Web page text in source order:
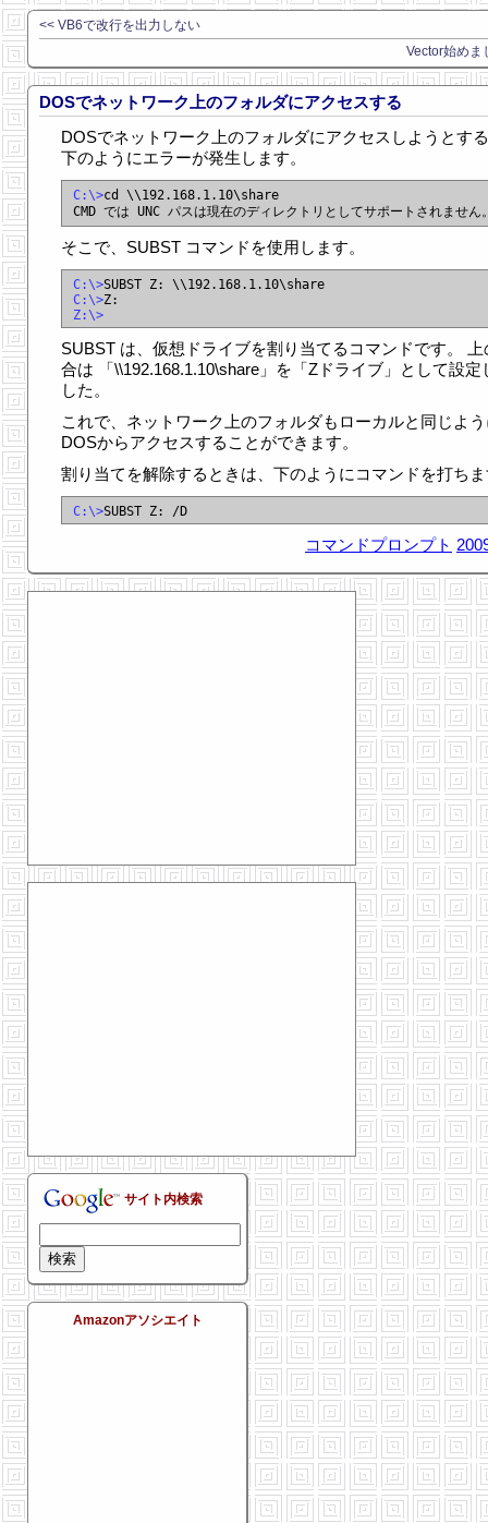
<< VB6で改行を出力しない
Vector始めま
DOSでネットワーク上のフォルダにアクセスする
DOSでネットワーク上のフォルダにアクセスしようとす
下のようにエラーが発生します。
C:\>cd \\192.168.1.10\share
そこで、SUBST コマンドを使用します。
C:\>
C:\>
Z:\>
SUBST は、仮想ドライブを割り当てるコマンドです。 上
合は 「\\192.168.1.10\share」を「Zドライブ」として設定
した。
これで、ネットワーク上のフォルダもローカルと同じよ
DOSからアクセスすることができます。
割り当てを解除するときは、下のようにコマンドを打ち
C:\>
コマンドプロンプト
サイト内検索
Amazonアソシエイト